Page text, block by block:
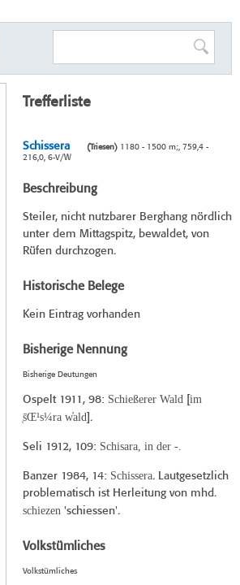
Trefferliste
Schissera (Triesen)1180 - 1500 m;, 759,4 -
216,0, 6-V/W
Beschreibung
Steiler, nicht nutzbarer Berghang nördlich
unter dem Mittagspitz, bewaldet, von
Rüfen durchzogen.
Historische Belege
Kein Eintrag vorhanden
Bisherige Nennung
Bisherige Deutungen
Ospelt 1911 , 98: Schießerer Wald[ im
̜s̄Œ¹s¼ra w̓ald].
Seli 1912, 109: Schisara, in der -.
Banzer 1984, 14: Schissera. Lautgesetzlich
problematisch ist Herleitung von mhd.
schiezen'schiessen'.
Volkstümliches
Volkstümliches